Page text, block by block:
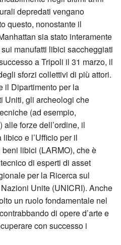
depredati vengano
questo, nonostante il
sia stato interamente
manufatti libici saccheggiati
a Tripoli il 31 marzo, il
sforzi collettivi di più attori.
il Dipartimento per la
Uniti, gli archeologi che
(ad esempio,
alle forze dell’ordine, il
e l’Ufficio per il
libici (LARMO), che è
di esperti di asset
per la Ricerca sul
Unite (UNICRI). Anche
un ruolo fondamentale nel
di opere d’arte e
con successo i